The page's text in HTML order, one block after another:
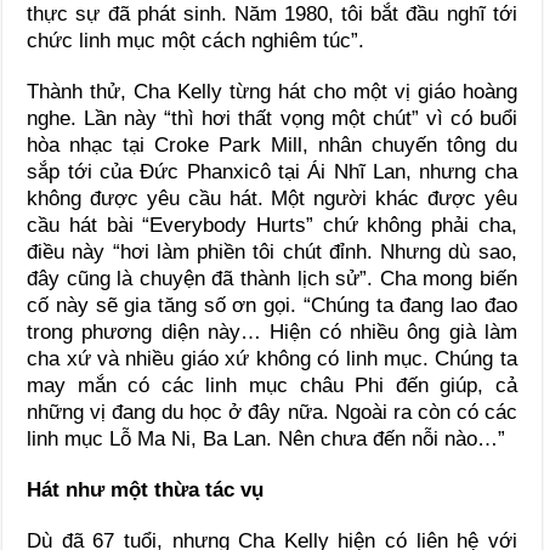
thực sự đã phát sinh. Năm 1980, tôi bắt đầu nghĩ tới
chức linh mục một cách nghiêm túc”.
Thành thử, Cha Kelly từng hát cho một vị giáo hoàng
nghe. Lần này “thì hơi thất vọng một chút” vì có buổi
hòa nhạc tại Croke Park Mill, nhân chuyến tông du
sắp tới của Đức Phanxicô tại Ái Nhĩ Lan, nhưng cha
không được yêu cầu hát. Một người khác được yêu
cầu hát bài “Everybody Hurts” chứ không phải cha,
điều này “hơi làm phiền tôi chút đỉnh. Nhưng dù sao,
đây cũng là chuyện đã thành lịch sử”. Cha mong biến
cố này sẽ gia tăng số ơn gọi. “Chúng ta đang lao đao
trong phương diện này… Hiện có nhiều ông già làm
cha xứ và nhiều giáo xứ không có linh mục. Chúng ta
may mắn có các linh mục châu Phi đến giúp, cả
những vị đang du học ở đây nữa. Ngoài ra còn có các
linh mục Lỗ Ma Ni, Ba Lan. Nên chưa đến nỗi nào…”
Hát như một thừa tác vụ
Dù đã 67 tuổi, nhưng Cha Kelly hiện có liên hệ với